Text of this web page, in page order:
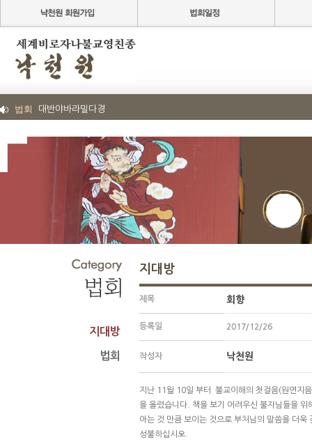
법회 대반야바라밀다경
지대방
법회
지대방
제목 회향
등록일 2017/12/26
작성자 낙천원
지난 11월 10일 부터 불교이해의 첫걸음(원연지
을 올렸습니다. 책을 보기 어려우신 불자님들을
아는 것 만큼 보이는 것으로 부처님의 말씀을 더
성불하십시오.